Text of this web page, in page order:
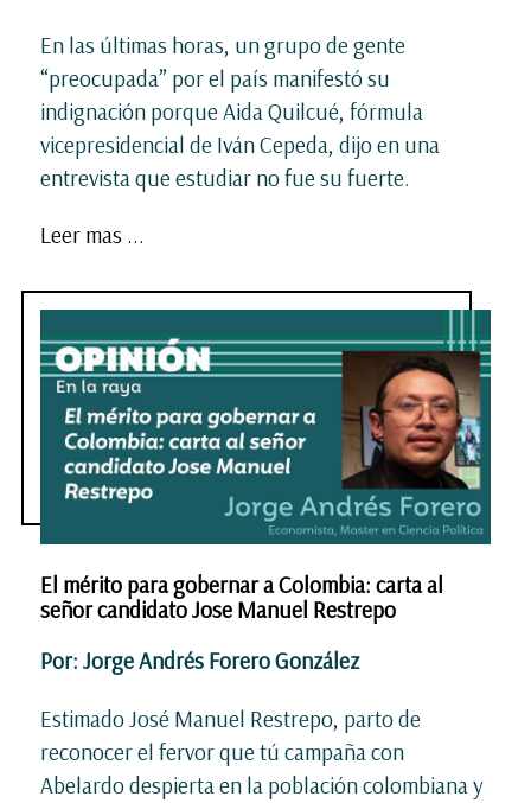
En las últimas horas, un grupo de gente
“preocupada” por el país manifestó su
indignación porque Aida Quilcué, fórmula
vicepresidencial de Iván Cepeda, dijo en una
entrevista que estudiar no fue su fuerte.
Leer mas ...
El mérito para gobernar a Colombia: carta al
señor candidato Jose Manuel Restrepo
Por: Jorge Andrés Forero González
Estimado José Manuel Restrepo, parto de
reconocer el fervor que tú campaña con
Abelardo despierta en la población colombiana y